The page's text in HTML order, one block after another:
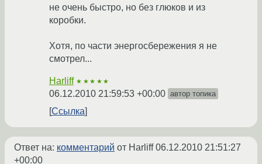
не очень быстро, но без глюков и из
коробки.
Хотя, по части энергосбережения я не
смотрел...
Harliff ★★★★★
06.12.2010 21:59:53 +00:00 автор топика
Ссылка
Ответ на: комментарий от Harliff06.12.2010 21:51:27
+00:00